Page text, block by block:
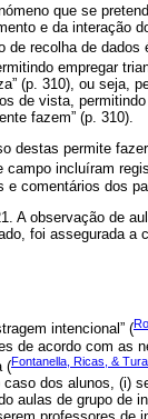
que se
e da interação
de recolha de dados
empregar
(p. 310), ou seja,
de vista,
fazem” (p. 310).
destas permite
incluíram
comentários dos
A observação de
foi assegurada a
intencional” (
de acordo com as
(Fontanella, Ricas, &
dos alunos, (i)
aulas de grupo de